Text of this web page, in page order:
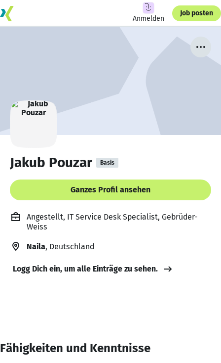
Anmelden
Job posten
Jakub Pouzar Basis
Ganzes Profil ansehen
Angestellt, IT Service Desk Specialist, Gebrüder-
Weiss
Naila, Deutschland
Logg Dich ein, um alle Einträge zu sehen.
Fähigkeiten und Kenntnisse